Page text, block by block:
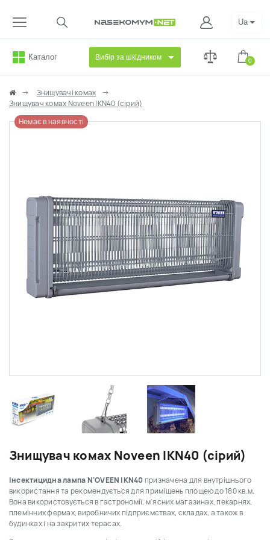
Каталог Вибір за шкідником 0
Ua
Знищувачі комах
Знищувач комах Noveen IKN40 (сірий)
Немає в наявності
Знищувач комах Noveen IKN40 (сірий)
Інсектицидна лампа N'OVEEN IKN40призначена для внутрішнього
використання та рекомендується для приміщень площею до 180 кв.м.
Вона використовується в гастрономії, м'ясних магазинах, пекарнях,
племінних фермах, виробничих підприємствах, складах, а також в
будинках і на закритих терасах.